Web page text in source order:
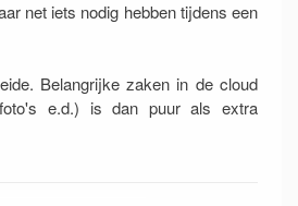
net iets nodig hebben tijdens een
Belangrijke zaken in de cloud
e.d.) is dan puur als extra